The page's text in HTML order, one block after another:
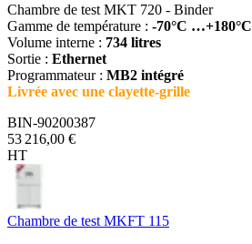
Chambre de test MKT 720 - Binder
Gamme de température : -70°C …+180°C
Volume interne : 734 litres
Sortie : Ethernet
Programmateur : MB2 intégré
Livrée avec une clayette-grille
BIN-90200387
53 216,00 €
HT
Chambre de test MKFT 115